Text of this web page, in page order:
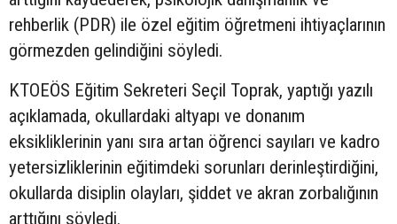
rehberlik (PDR) ile özel eğitim öğretmeni ihtiyaçlarının
görmezden gelindiğini söyledi.
KTOEÖS Eğitim Sekreteri Seçil Toprak, yaptığı yazılı
açıklamada, okullardaki altyapı ve donanım
eksikliklerinin yanı sıra artan öğrenci sayıları ve kadro
yetersizliklerinin eğitimdeki sorunları derinleştirdiğini,
okullarda disiplin olayları, şiddet ve akran zorbalığının
arttığını söyledi.